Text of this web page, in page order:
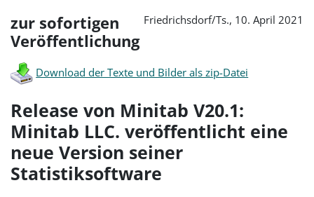
Friedrichsdorf/Ts., 10. April 2021
zur sofortigen
Veröffentlichung
Download der Texte und Bilder als zip-Datei
Release von Minitab V20.1:
Minitab LLC. veröffentlicht eine
neue Version seiner
Statistiksoftware